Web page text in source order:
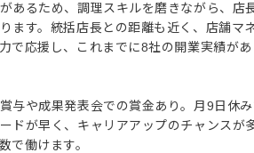
あるため、調理スキルを磨きながら、店
ます。統括店長との距離も近く、店舗マ
で応援し、これまでに8社の開業実績があ
与や成果発表会での賞金あり。月9日休
ドが早く、キャリアアップのチャンス
で働けます。